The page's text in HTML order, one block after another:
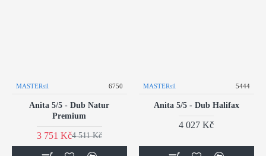
MASTERsil 6750
Anita 5/5 - Dub Natur
Premium
3 751 Kč4 511 Kč
MASTERsil 5444
Anita 5/5 - Dub Halifax
4 027 Kč